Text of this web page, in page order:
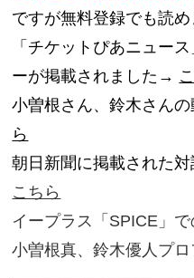
ですが無料登録でも読
「チケットぴあニュー
ーが掲載されました→
小曽根さん、鈴木さん
ら
朝日新聞に掲載された
こちら
イープラス「SPICE」
小曽根真、鈴木優人プ